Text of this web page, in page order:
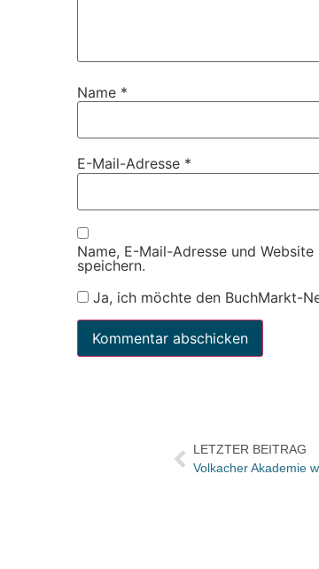
Name *
E-Mail-Adresse *
Name, E-Mail-Adresse und
speichern.
Ja, ich möchte den BuchMarkt-
LETZTER BEITRAG
Volkacher Akademie